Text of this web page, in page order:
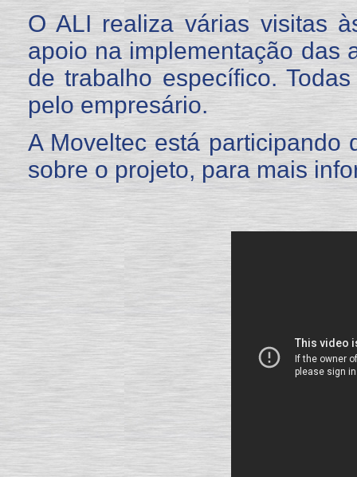
O ALI realiza várias visitas
apoio na implementação das
de trabalho específico.
pelo empresário.
A Moveltec está participando
sobre o projeto, para mais